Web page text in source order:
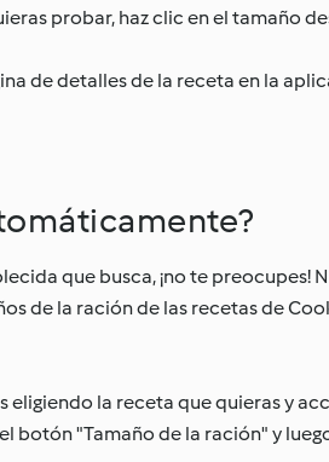
probar, haz clic en el tamaño
de detalles de la receta en la
que busca, ¡no te preocupes!
de la ración de las recetas de
la receta que quieras y
botón "Tamaño de la ración" y